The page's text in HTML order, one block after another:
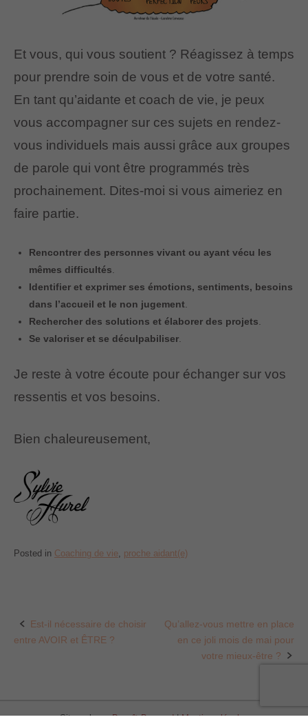
Et vous, qui vous soutient ? Réagissez à temps
pour prendre soin de vous et de votre santé.
En tant qu’aidante et coach de vie, je peux
vous accompagner sur ces sujets en rendez-
vous individuels mais aussi grâce aux groupes
de parole qui vont être programmés très
prochainement. Dites-moi si vous aimeriez en
faire partie.
Rencontrer des personnes vivant ou ayant vécu les
mêmes difficultés.
Identifier et exprimer ses émotions, sentiments, besoins
dans l’accueil et le non jugement.
Rechercher des solutions et élaborer des projets.
Se valoriser et se déculpabiliser.
Je reste à votre écoute pour échanger sur vos
ressentis et vos besoins.
Bien chaleureusement,
Posted in Coaching de vie, proche aidant(e)
Post
Est-il nécessaire de choisir
entre AVOIR et ÊTRE ?
Qu’allez-vous mettre en place
en ce joli mois de mai pour
votre mieux-être ?
Site web parBenoît Besnard|Mentions légales